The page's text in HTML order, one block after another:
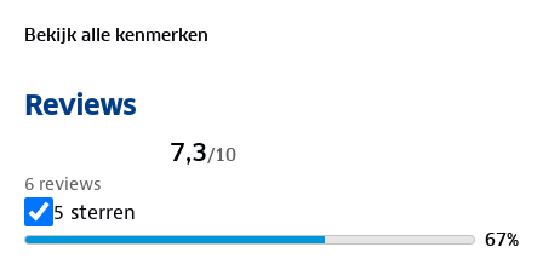
Bekijk alle kenmerken
Reviews
7,3/10
6 reviews
5 sterren
67%